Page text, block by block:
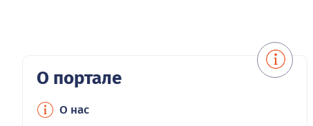
О портале
О нас